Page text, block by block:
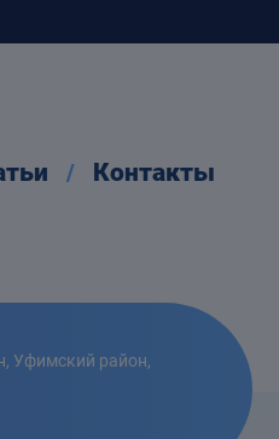
Контакты
Уфимский район,